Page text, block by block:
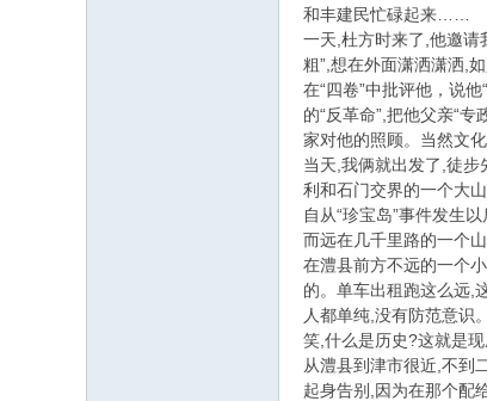
和丰建民忙碌起来……
一天,杜方时来了,他邀请
粗”,想在外面潇洒潇洒,
在“四卷”中批评他，说
的“反革命”,把他父亲“
家对他的照顾。当然文
当天,我俩就出发了,徒
利和石门交界的一个大
自从“珍宝岛”事件发生
而远在几千里路的一个
在澧县前方不远的一个
的。单车出租跑这么远,
人都单纯,没有防范意识
笑,什么是历史?这就是现
从澧县到津市很近,不到
起身告别,因为在那个配